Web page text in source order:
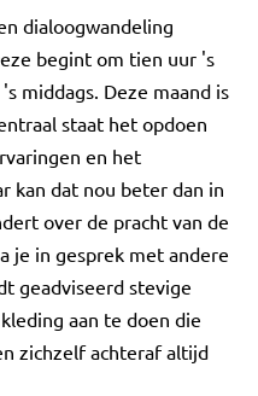
dialoogwandeling
begint om tien uur 's
middags. Deze maand is
staat het opdoen
en het
kan dat nou beter dan in
over de pracht van de
je in gesprek met andere
geadviseerd stevige
aan te doen die
zichzelf achteraf altijd